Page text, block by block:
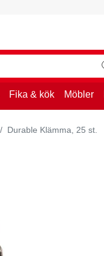
Fika & kök Möbler
Durable Klämma, 25 st.